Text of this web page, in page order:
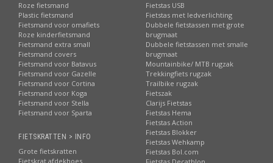
Roze fietsmand
Plastic fietsmand
Fietsmand voor omafiets
Roze kinderfietsmand
Fietsmand extra small
Fietsmand covers
Fietsmand voor Batavus
Fietsmand voor Gazelle
Fietsmand voor Cortina
Fietsmand voor Koga
Fietsmand voor Stella
Fietsmand voor Sparta
FIETSKRATTEN > INFO
Grote fietskratten
Fietskrat afdekhoes
Fietstas USB
Fietstas met ledverlichting
Dubbele fietstassen met grote
brugmaat
Dubbele fietstassen met smalle
brugmaat
Mountainbike/ MTB rugzak
Trekkingfiets rugzak
Trailbike rugzak
Fietszak
Clarijs Fietstas
Fietstas Hema
Fietstas Action
Fietstas Blokker
Fietstas Wehkamp
Fietstas Bol.com